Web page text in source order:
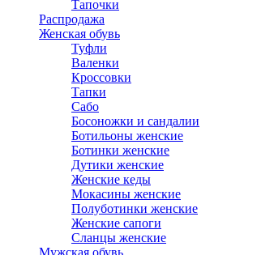
Тапочки
Распродажа
Женская обувь
Туфли
Валенки
Кроссовки
Тапки
Сабо
Босоножки и сандалии
Ботильоны женские
Ботинки женские
Дутики женские
Женские кеды
Мокасины женские
Полуботинки женские
Женские сапоги
Сланцы женские
Мужская обувь